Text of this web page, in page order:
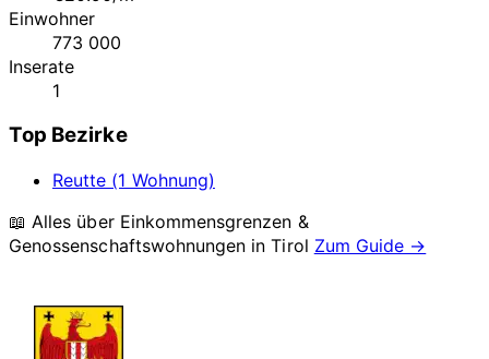
Einwohner
773 000
Inserate
1
Top Bezirke
Reutte (1 Wohnung)
📖 Alles über Einkommensgrenzen &
Genossenschaftswohnungen inTirol Zum Guide →